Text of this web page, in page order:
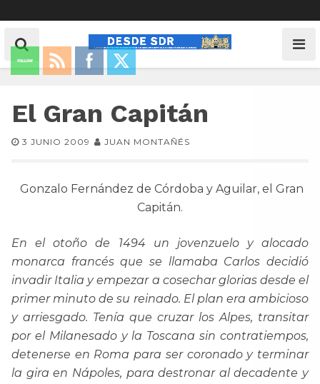
El Gran Capitán
3 JUNIO 2009 JUAN MONTAÑÉS
Gonzalo Fernández de Córdoba y Aguilar, el Gran
Capitán.
En el otoño de 1494 un jovenzuelo y alocado
monarca francés que se llamaba Carlos decidió
invadir Italia y empezar a cosechar glorias desde el
primer minuto de su reinado. El plan era ambicioso
y arriesgado. Tenía que cruzar los Alpes, transitar
por el Milanesado y la Toscana sin contratiempos,
detenerse en Roma para ser coronado y terminar
la gira en Nápoles, para destronar al decadente y